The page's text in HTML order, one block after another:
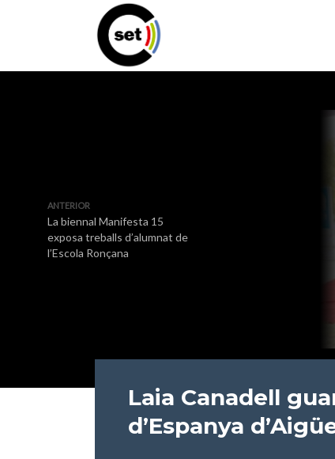
ANTERIOR
La biennal Manifesta 15
exposa treballs d’alumnat de
l’Escola Ronçana
Laia Canadell
d’Espanya